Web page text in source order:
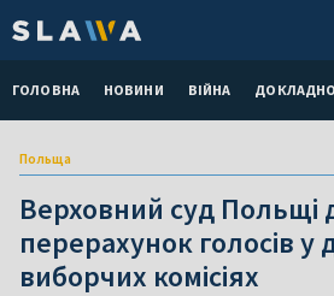
ГОЛОВНА НОВИНИ ВІЙНА ДОКЛАДНО
Польща
Верховний суд Польщі
перерахунок голосів у
виборчих комісіях